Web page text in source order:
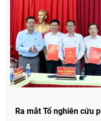
Ra mắt Tổ nghiên cứu